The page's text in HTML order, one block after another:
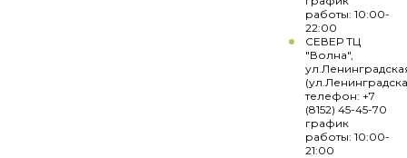
работы: 10:00-
22:00
СЕВЕР ТЦ
"Волна",
телефон: +7
(8152) 45-45-70
график
работы: 10:00-
21:00